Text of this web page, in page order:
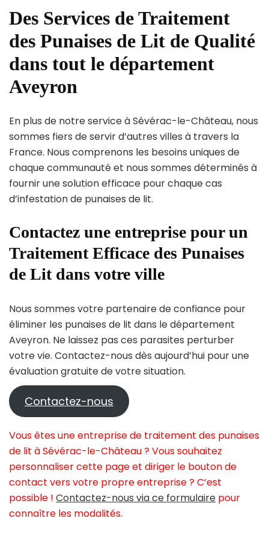
Des Services de Traitement
des Punaises de Lit de Qualité
dans tout le département
Aveyron
En plus de notre service à Sévérac-le-Château, nous
sommes fiers de servir d’autres villes à travers la
France. Nous comprenons les besoins uniques de
chaque communauté et nous sommes déterminés à
fournir une solution efficace pour chaque cas
d’infestation de punaises de lit.
Contactez une entreprise pour un
Traitement Efficace des Punaises
de Lit dans votre ville
Nous sommes votre partenaire de confiance pour
éliminer les punaises de lit dans le département
Aveyron. Ne laissez pas ces parasites perturber
votre vie. Contactez-nous dès aujourd’hui pour une
évaluation gratuite de votre situation.
Contactez-nous
Vous êtes une entreprise de traitement des punaises
de lit à Sévérac-le-Château ? Vous souhaitez
personnaliser cette page et diriger le bouton de
contact vers votre propre entreprise ? C’est
possible ! Contactez-nous via ce formulaire pour
connaître les modalités.